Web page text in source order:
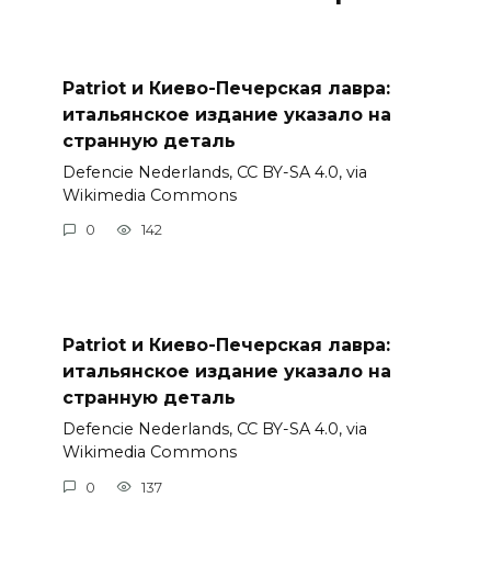
Patriot и Киево-Печерская лавра:
итальянское издание указало на
странную деталь
Defencie Nederlands, CC BY-SA 4.0, via
Wikimedia Commons
0 142
Patriot и Киево-Печерская лавра:
итальянское издание указало на
странную деталь
Defencie Nederlands, CC BY-SA 4.0, via
Wikimedia Commons
0 137